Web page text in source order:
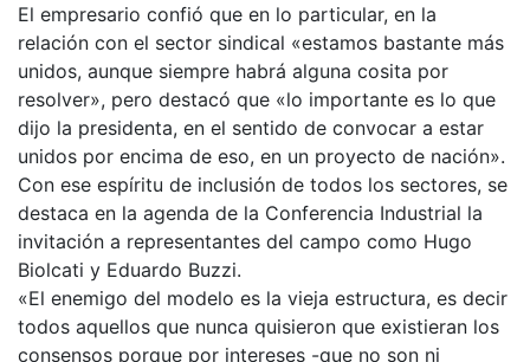
El empresario confió que en lo particular, en la
relación con el sector sindical «estamos bastante más
unidos, aunque siempre habrá alguna cosita por
resolver», pero destacó que «lo importante es lo que
dijo la presidenta, en el sentido de convocar a estar
unidos por encima de eso, en un proyecto de nación».
Con ese espíritu de inclusión de todos los sectores, se
destaca en la agenda de la Conferencia Industrial la
invitación a representantes del campo como Hugo
Biolcati y Eduardo Buzzi.
«El enemigo del modelo es la vieja estructura, es decir
todos aquellos que nunca quisieron que existieran los
consensos porque por intereses -que no son ni